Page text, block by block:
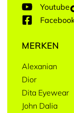
Youtube
MERKEN
Alexanian
Dior
Dita Eyewear
John Dalia